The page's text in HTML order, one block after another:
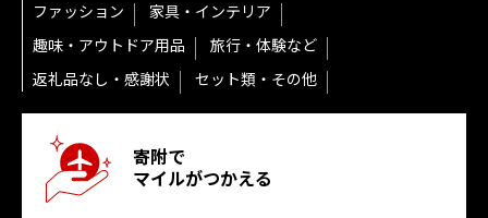
ファッション
家具・インテリア
趣味・アウトドア用品
旅行・体験など
返礼品なし・感謝状
セット類・その他
寄附で
マイルがつかえる